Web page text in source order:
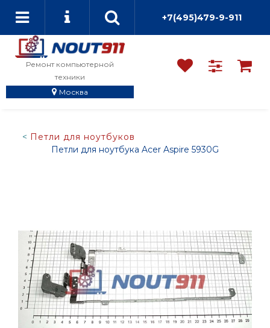
+7(495)479-9-911
Ремонт компьютерной
техники
Москва
Петли для ноутбуков
Петли для ноутбука Acer Aspire 5930G